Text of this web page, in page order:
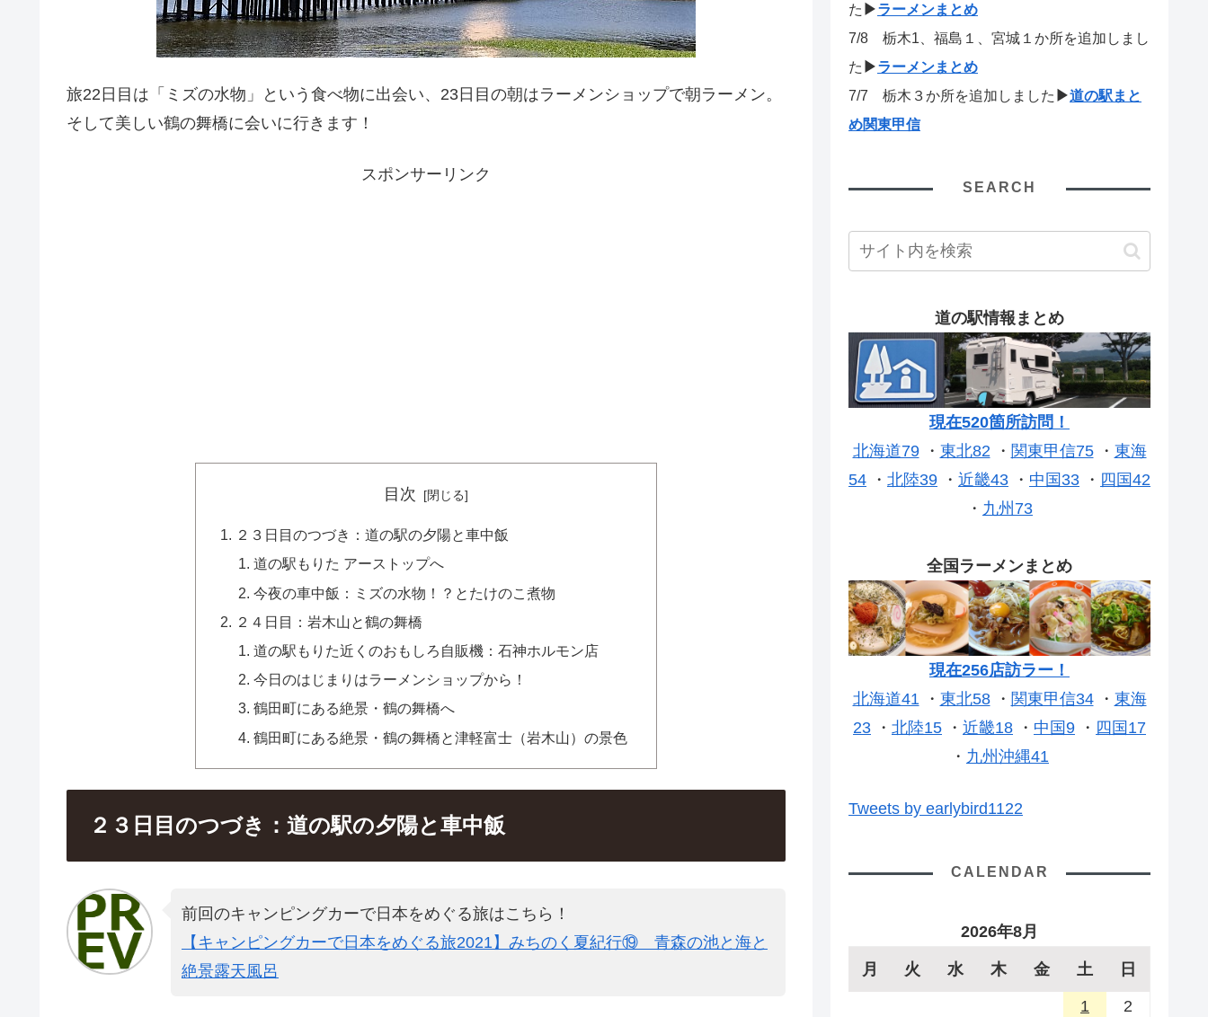
旅22日目は「ミズの水物」という食べ物に出会い、23日目の朝はラーメンショップで朝ラーメン。
そして美しい鶴の舞橋に会いに行きます！
スポンサーリンク
目次
２３日目のつづき：道の駅の夕陽と車中飯
道の駅もりた アーストップへ
今夜の車中飯：ミズの水物！？とたけのこ煮物
２４日目：岩木山と鶴の舞橋
道の駅もりた近くのおもしろ自販機：石神ホルモン店
今日のはじまりはラーメンショップから！
鶴田町にある絶景・鶴の舞橋へ
鶴田町にある絶景・鶴の舞橋と津軽富士（岩木山）の景色
２３日目のつづき：道の駅の夕陽と車中飯
前回のキャンピングカーで日本をめぐる旅はこちら！
【キャンピングカーで日本をめぐる旅2021】みちのく夏紀行⑲ 青森の池と海と
絶景露天風呂
た ▶ラーメンまとめ
7/8 栃木1、福島１、宮城１か所を追加しまし
た ▶ラーメンまとめ
7/7 栃木３か所を追加しました ▶道の駅まと
め関東甲信
SEARCH
道の駅情報まとめ
現在520箇所訪問！
北海道79・ 東北82・ 関東甲信75・ 東海
54 ・ 北陸39 ・ 近畿43 ・ 中国33 ・ 四国42
・ 九州73
全国ラーメンまとめ
現在256店訪ラー！
北海道41・ 東北58・ 関東甲信34・ 東海
23 ・ 北陸15 ・ 近畿18 ・ 中国9 ・ 四国17
・ 九州沖縄41
Tweets by earlybird1122
CALENDAR
2026年8月
月 火 水 木 金 土 日
1
2